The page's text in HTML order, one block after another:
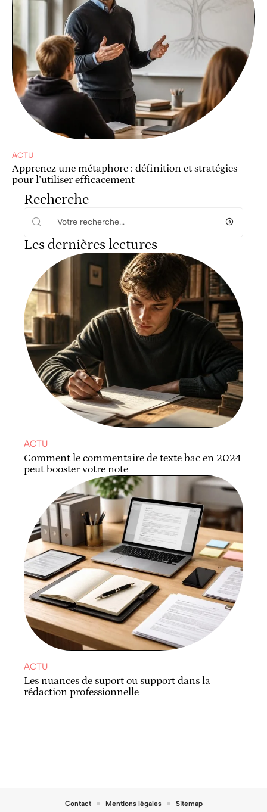
ACTU
Apprenez une métaphore : définition et stratégies
pour l’utiliser efficacement
Recherche
Les dernières lectures
ACTU
Comment le commentaire de texte bac en 2024
peut booster votre note
ACTU
Les nuances de suport ou support dans la
rédaction professionnelle
Contact Mentions légales Sitemap